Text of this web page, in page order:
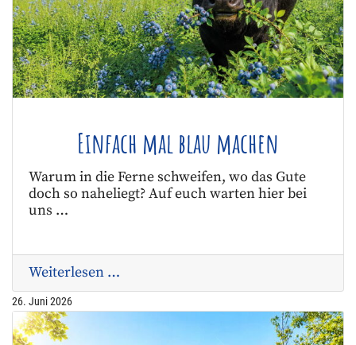
Einfach mal blau machen
Warum in die Ferne schweifen, wo das Gute
doch so naheliegt? Auf euch warten hier bei
uns …
Weiterlesen …
26. Juni 2026